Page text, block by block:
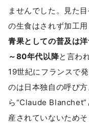
ませんでした。見た
の生食はされず加工
青果としての普及は
～80年代以降と言わ
19世紀にフランスで
のは日本独自の呼び
ら“Claude Blanchet”
産されていないため